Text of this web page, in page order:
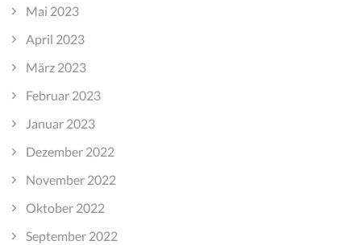
Mai 2023
April 2023
März 2023
Februar 2023
Januar 2023
Dezember 2022
November 2022
Oktober 2022
September 2022